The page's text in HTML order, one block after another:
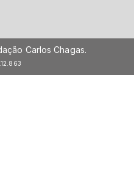
Carlos Chagas.